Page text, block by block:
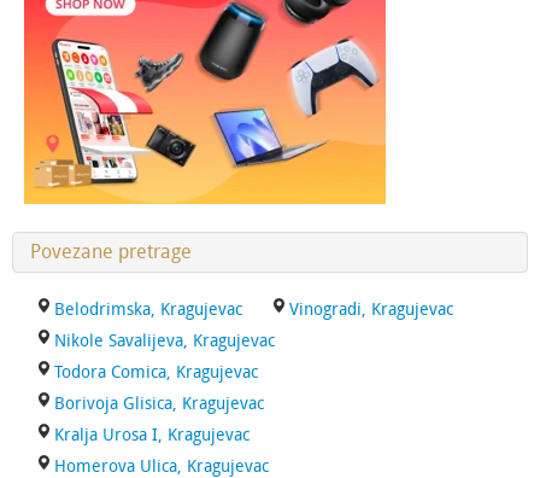
Povezane pretrage
Belodrimska, Kragujevac
Vinogradi, Kragujevac
Nikole Savalijeva, Kragujevac
Todora Comica, Kragujevac
Borivoja Glisica, Kragujevac
Kralja Urosa I, Kragujevac
Homerova Ulica, Kragujevac